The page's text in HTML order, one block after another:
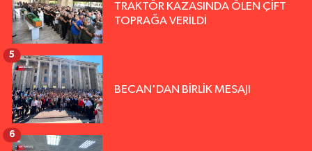
TRAKTÖR KAZASINDA ÖLEN ÇİFT
TOPRAĞA VERİLDİ
BECAN'DAN BİRLİK MESAJI
5
6